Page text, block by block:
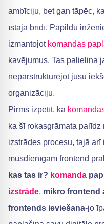
ambīciju, bet gan tāpēc, ka
īstajā brīdī. Papildu
izmantojot komandas
kavējumus. Tas palielina
nepārstrukturējot jūsu
organizāciju.
Pirms izpētīt, kā
ka šī rokasgrāmata
izstrādes procesu, tajā
mūsdienīgām frontend
kas tas ir? komanda
izstrāde, mikro frontend
frontends ieviešana-jo